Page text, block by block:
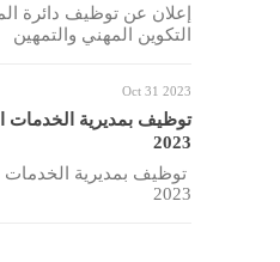
إعلان عن توظيف دائرة
التكوين المهني والتمهين
Oct 31 2023
توظيف بمديرية الخدمات
2023
توظيف بمديرية الخدمات
2023